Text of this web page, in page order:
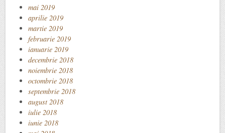
mai 2019
aprilie 2019
martie 2019
februarie 2019
ianuarie 2019
decembrie 2018
noiembrie 2018
octombrie 2018
septembrie 2018
august 2018
iulie 2018
iunie 2018